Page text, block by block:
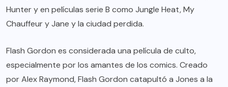
Hunter y en películas serie B como Jungle Heat, My
Chauffeur y Jane y la ciudad perdida.
Flash Gordon es considerada una película de culto,
especialmente por los amantes de los comics. Creado
por Alex Raymond, Flash Gordon catapultó a Jones a la